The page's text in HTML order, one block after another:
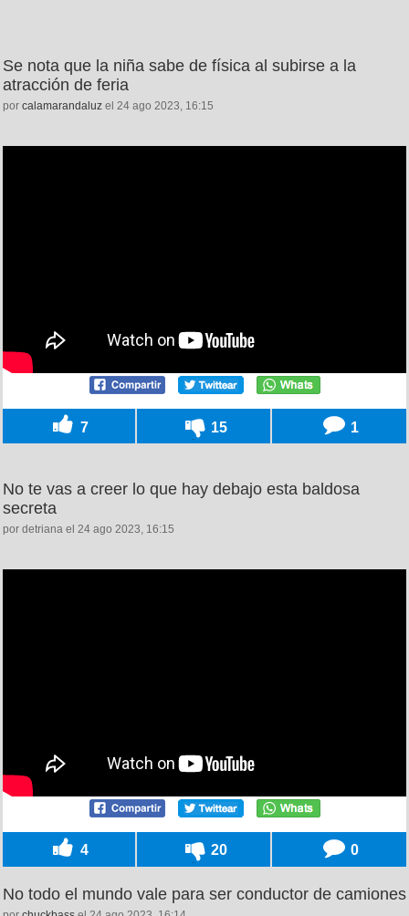
Se nota que la niña sabe de física al subirse a la
atracción de feria
por calamarandaluz el 24 ago 2023, 16:15
7 15 1
No te vas a creer lo que hay debajo esta baldosa
secreta
por detriana el 24 ago 2023, 16:15
4 20 0
No todo el mundo vale para ser conductor de camiones